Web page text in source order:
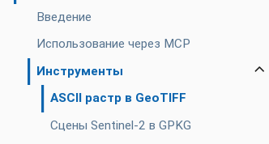
Введение
Использование через MCP
Инструменты
ASCII растр в GeoTIFF
Cцены Sentinel-2 в GPKG